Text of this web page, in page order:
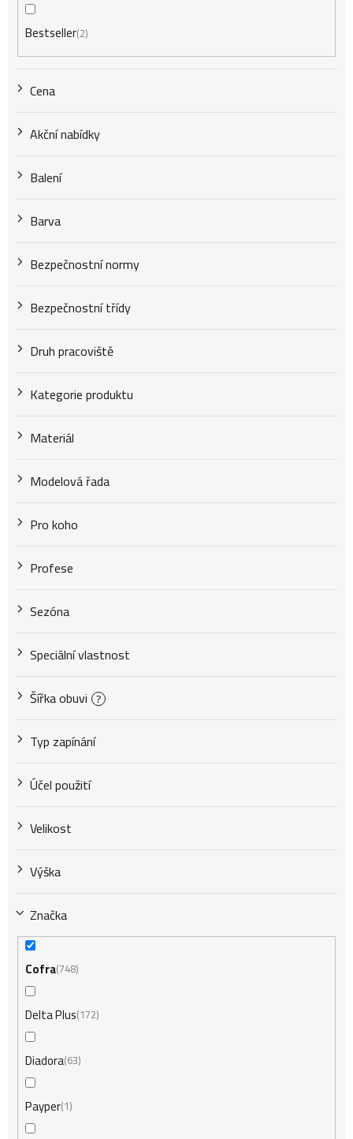
d
u
k
ů
Bestseller 2
Cena
Akční nabídky
Balení
Barva
Bezpečnostní normy
Bezpečnostní třídy
Druh pracoviště
Kategorie produktu
Materiál
Modelová řada
Pro koho
Profese
Sezóna
Speciální vlastnost
Šířka obuvi ?
Typ zapínání
Účel použití
Velikost
Výška
Značka
Cofra748
Delta Plus 172
Diadora 63
Payper 1